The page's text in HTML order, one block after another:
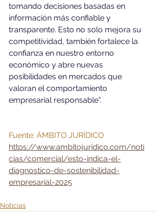
tomando decisiones basadas en
información más confiable y
transparente. Esto no solo mejora su
competitividad, también fortalece la
confianza en nuestro entorno
económico y abre nuevas
posibilidades en mercados que
valoran el comportamiento
empresarial responsable”.
Fuente: ÁMBITO JURÍDICO
https://www.ambitojuridico.com/noti
cias/comercial/esto-indica-el-
diagnostico-de-sostenibilidad-
empresarial-2025
Noticias